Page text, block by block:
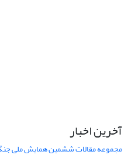
آخرین اخبار
مجموعه مقالات ششمین همایش ملی